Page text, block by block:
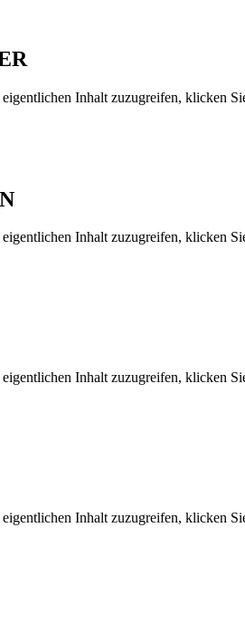
Inhalt zuzugreifen, klicken
Inhalt zuzugreifen, klicken
Inhalt zuzugreifen, klicken
Inhalt zuzugreifen, klicken